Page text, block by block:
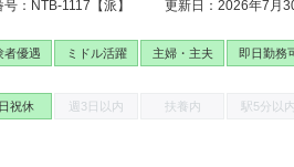
：NTB-1117【派】 更新日：2026年7月
者優遇 ミドル活躍 主婦・主夫 即日勤務
祝休 週3日以内 扶養内 駅5分以